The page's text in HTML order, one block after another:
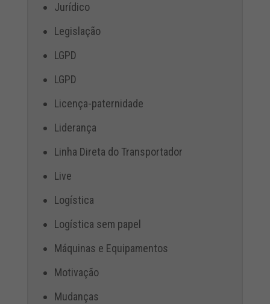
Jurídico
Legislação
LGPD
LGPD
Licença-paternidade
Liderança
Linha Direta do Transportador
Live
Logística
Logística sem papel
Máquinas e Equipamentos
Motivação
Mudanças